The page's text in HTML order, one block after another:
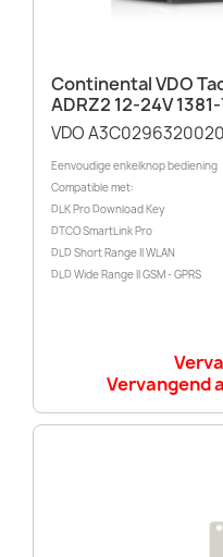
Continental VDO
ADRZ2 12-24V
VDO A3C0296320020
Eenvoudige enkelknop bediening
Compatible met:
DLK Pro Download Key
DTCO SmartLink Pro
DLD Short Range II WLAN
DLD Wide Range II GSM - GPRS
Vervangend